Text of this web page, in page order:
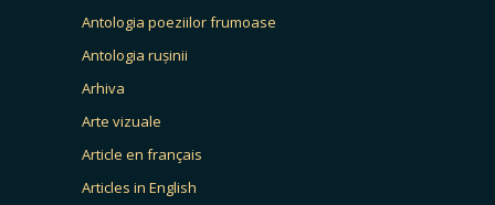
Antologia poeziilor frumoase
Antologia rușinii
Arhiva
Arte vizuale
Article en français
Articles in English